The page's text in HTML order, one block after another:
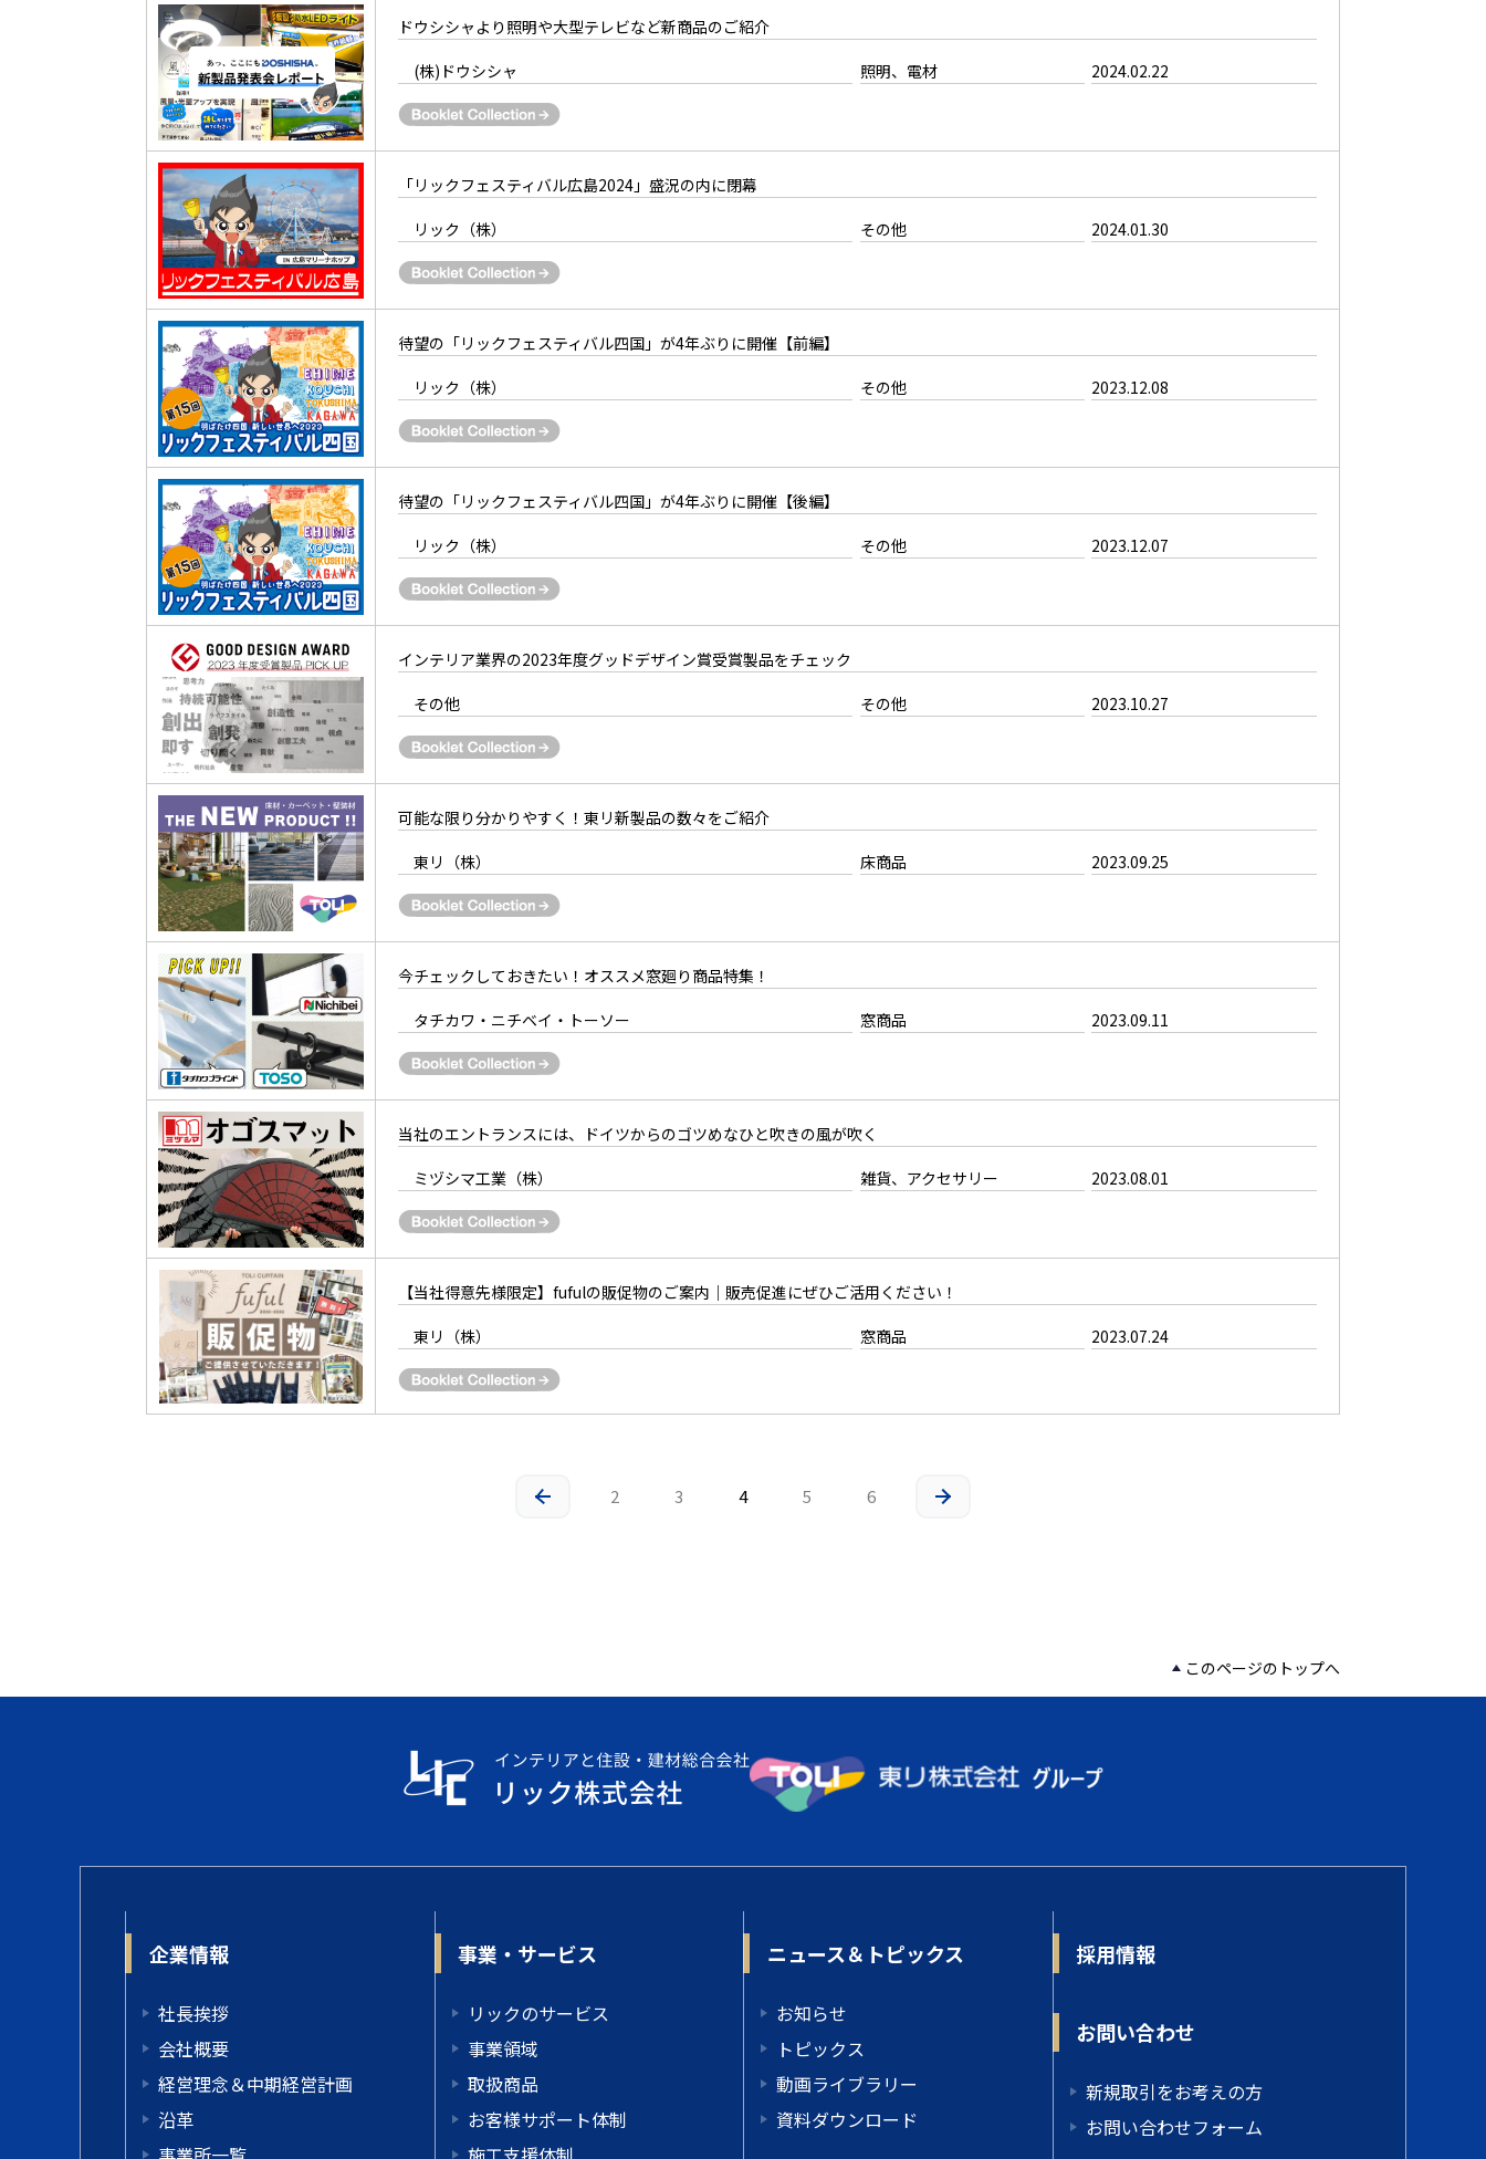
ドウシシャより照明や大型テレビなど新商品のご紹介
(株)ドウシシャ
照明、電材 2024.02.22
「リックフェスティバル広島2024」盛況の内に閉幕
リック（株）
その他 2024.01.30
待望の「リックフェスティバル四国」が4年ぶりに開催【前編】
リック（株）
その他 2023.12.08
待望の「リックフェスティバル四国」が4年ぶりに開催【後編】
リック（株）
その他 2023.12.07
インテリア業界の2023年度グッドデザイン賞受賞製品をチェック
その他
その他 2023.10.27
可能な限り分かりやすく！東リ新製品の数々をご紹介
東リ（株）
床商品 2023.09.25
今チェックしておきたい！オススメ窓廻り商品特集！
タチカワ・ニチベイ・トーソー
窓商品 2023.09.11
当社のエントランスには、ドイツからのゴツめなひと吹きの風が吹く
ミヅシマ工業（株）
雑貨、アクセサリー 2023.08.01
【当社得意先様限定】fufulの販促物のご案内｜販売促進にぜひご活用ください！
東リ（株）
窓商品 2023.07.24
2 3 4 5 6
このページのトップへ
企業情報
社長挨拶
会社概要
経営理念＆中期経営計画
沿革
事業・サービス
リックのサービス
事業領域
取扱商品
お客様サポート体制
ニュース＆トピックス
お知らせ
トピックス
動画ライブラリー
資料ダウンロード
採用情報
お問い合わせ
新規取引をお考えの方
お問い合わせフォーム